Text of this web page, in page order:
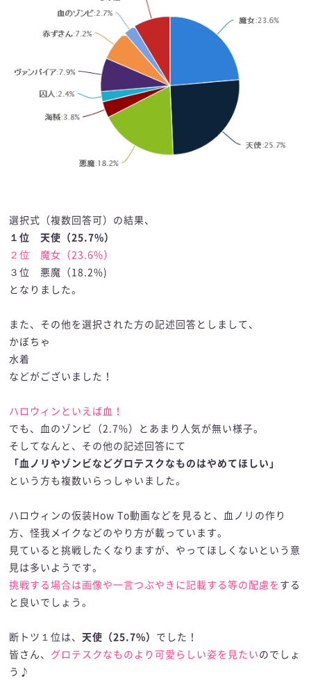
選択式（複数回答可）の結果、
１位 天使（25.7%）
２位 魔女（23.6%）
３位 悪魔（18.2%)
となりました。
また、その他を選択された方の記述回答としまして、
かぼちゃ
水着
などがございました！
ハロウィンといえば血！
でも、血のゾンビ（2.7%）とあまり人気が無い様子。
そしてなんと、その他の記述回答にて
「血ノリやゾンビなどグロテスクなものはやめてほしい」
という方も複数いらっしゃいました。
ハロウィンの仮装How To動画などを見ると、血ノリの作り
方、怪我メイクなどのやり方が載っています。
見ていると挑戦したくなりますが、やってほしくないという意
見は多いようです。
挑戦する場合は画像や一言つぶやきに記載する等の配慮を する
と良いでしょう。
断トツ１位は、天使（25.7%） でした！
皆さん、 グロテスクなものより可愛らしい姿を見たい のでしょ
う♪